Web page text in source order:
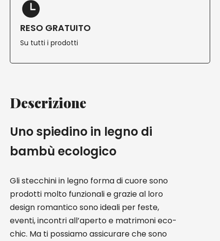
RESO GRATUITO
Su tutti i prodotti
Descrizione
Uno spiedino in legno di
bambù ecologico
Gli stecchini in legno forma di cuore sono
prodotti molto funzionali e grazie al loro
design romantico sono ideali per feste,
eventi, incontri all’aperto e matrimoni eco-
chic. Ma ti possiamo assicurare che sono